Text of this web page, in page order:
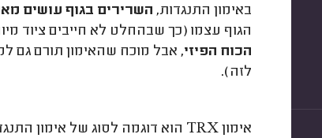
באימון התנגדות, השרירים בגוף עושים
הגוף עצמו (כך שבהחלט לא חייבים ציוד
הכוח הפיזי,אבל מוכח שהאימון תורם גם
לזה).
אימון TRX הוא דוגמה לסוג של אימון התנגדות עם רצועות: